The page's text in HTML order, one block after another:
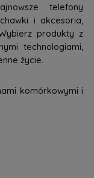
telefony
i akcesoria,
produkty z
technologiami,
życie.
komórkowymi i